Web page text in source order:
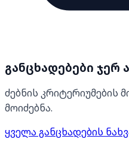
განცხადებები ჯერ
ძებნის კრიტერიუმების
მოიძებნა.
ყველა განცხადების